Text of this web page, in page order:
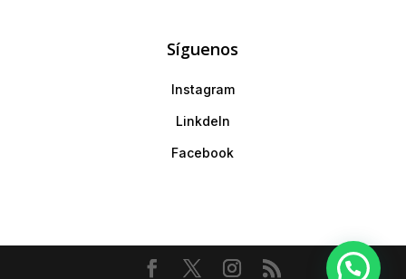
Síguenos
Instagram
LinkdeIn
Facebook